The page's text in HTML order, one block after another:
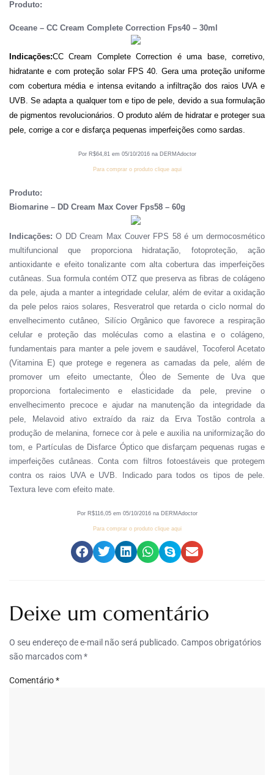
Produto:
Oceane – CC Cream Complete Correction Fps40 – 30ml
Indicações:CC Cream Complete Correction é uma base, corretivo,
hidratante e com proteção solar FPS 40. Gera uma proteção uniforme
com cobertura média e intensa evitando a infiltração dos raios UVA e
UVB. Se adapta a qualquer tom e tipo de pele, devido a sua formulação
de pigmentos revolucionários. O produto além de hidratar e proteger sua
pele, corrige a cor e disfarça pequenas imperfeições como sardas.
Por R$64,81em 05/10/2016na DERMAdoctor
Para comprar o produto clique aqui
Produto:
Biomarine – DD Cream Max Cover Fps58 – 60g
Indicações: O DD Cream Max Couver FPS 58 é um dermocosmético
multifuncional que proporciona hidratação, fotoproteção, ação
antioxidante e efeito tonalizante com alta cobertura das imperfeições
cutâneas. Sua formula contém OTZ que preserva as fibras de colágeno
da pele, ajuda a manter a integridade celular, além de evitar a oxidação
da pele pelos raios solares, Resveratrol que retarda o ciclo normal do
envelhecimento cutâneo, Silício Orgânico que favorece a respiração
celular e proteção das moléculas como a elastina e o colágeno,
fundamentais para manter a pele jovem e saudável, Tocoferol Acetato
(Vitamina E) que protege e regenera as camadas da pele, além de
promover um efeito umectante, Óleo de Semente de Uva que
proporciona fortalecimento e elasticidade da pele, previne o
envelhecimento precoce e ajudar na manutenção da integridade da
pele, Melavoid ativo extraído da raiz da Erva Tostão controla a
produção de melanina, fornece cor à pele e auxilia na uniformização do
tom, e Partículas de Disfarce Óptico que disfarçam pequenas rugas e
imperfeições cutâneas. Conta com filtros fotoestáveis que protegem
contra os raios UVA e UVB. Indicado para todos os tipos de pele.
Textura leve com efeito mate.
Por R$116,05em 05/10/2016na DERMAdoctor
Para comprar o produto clique aqui
Deixe um comentário
O seu endereço de e-mail não será publicado. Campos obrigatórios
são marcados com*
Comentário*